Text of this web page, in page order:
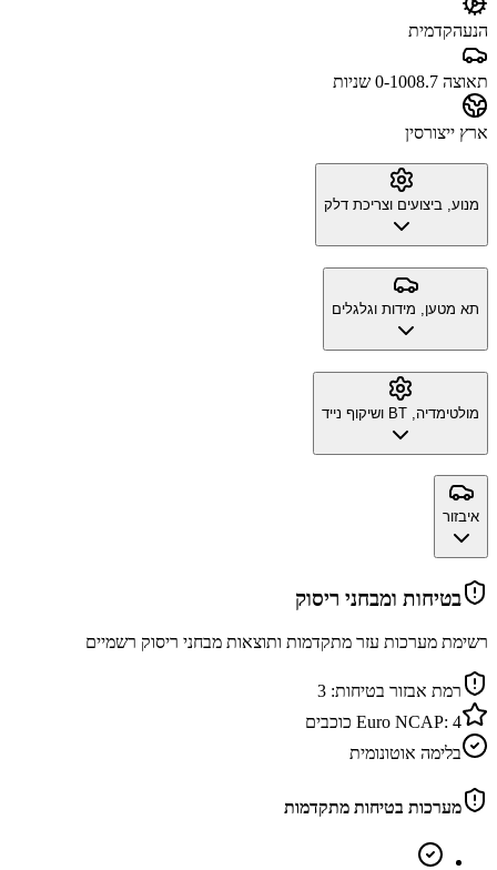
הנעהקדמית
תאוצה 0-100 8.7 שניות
ארץ ייצורסין
מנוע, ביצועים וצריכת דלק
תא מטען, מידות וגלגלים
מולטימדיה, BT ושיקוף נייד
איבזור
בטיחות ומבחני ריסוק
רשימת מערכות עזר מתקדמות ותוצאות מבחני ריסוק רשמיים
רמת אבזור בטיחות: 3
Euro NCAP: 4
כוכבים
בלימה אוטונומית
מערכות בטיחות מתקדמות